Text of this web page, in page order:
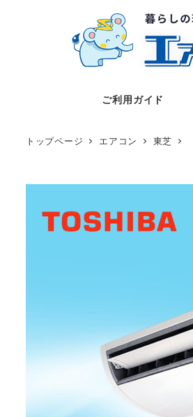
ご利用ガイド
トップページ エアコン 東芝